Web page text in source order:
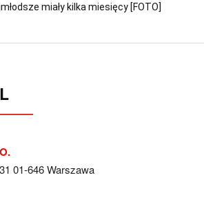
miały kilka miesięcy [FOTO]
01-646 Warszawa